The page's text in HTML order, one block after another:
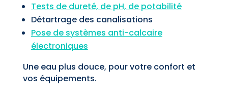
Tests de dureté, de pH, de potabilité
Détartrage des canalisations
Pose de systèmes anti-calcaire
électroniques
Une eau plus douce, pour votre confort et
vos équipements.